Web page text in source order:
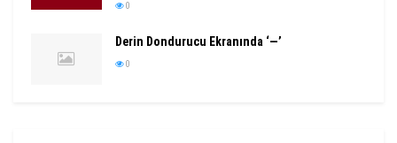
0
Derin Dondurucu Ekranında ‘—’
0